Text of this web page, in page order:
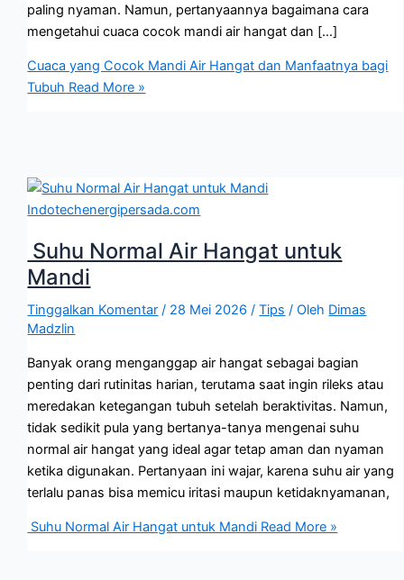
paling nyaman. Namun, pertanyaannya bagaimana cara
mengetahui cuaca cocok mandi air hangat dan […]
Cuaca yang Cocok Mandi Air Hangat dan Manfaatnya bagi
Tubuh Read More »
Suhu Normal Air Hangat untuk
Mandi
Tinggalkan Komentar / 28 Mei 2026/Tips / Oleh Dimas
Madzlin
Banyak orang menganggap air hangat sebagai bagian
penting dari rutinitas harian, terutama saat ingin rileks atau
meredakan ketegangan tubuh setelah beraktivitas. Namun,
tidak sedikit pula yang bertanya-tanya mengenai suhu
normal air hangat yang ideal agar tetap aman dan nyaman
ketika digunakan. Pertanyaan ini wajar, karena suhu air yang
terlalu panas bisa memicu iritasi maupun ketidaknyamanan,
Suhu Normal Air Hangat untuk Mandi Read More »